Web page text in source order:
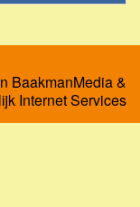
BaakmanMedia&
Internet Services